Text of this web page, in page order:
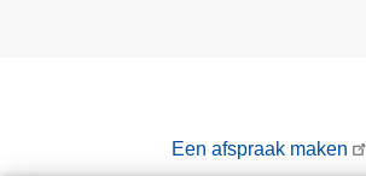
Een afspraak maken